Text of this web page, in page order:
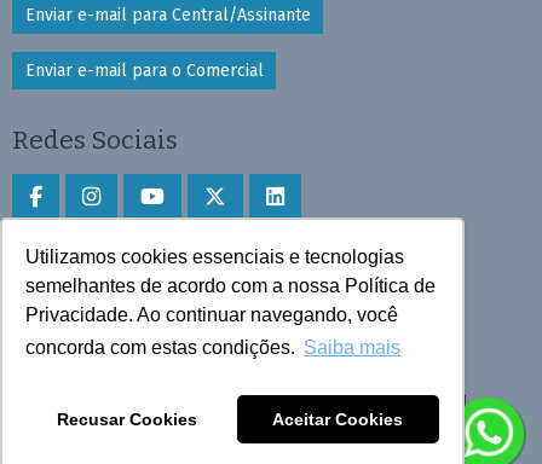
Utilizamos cookies essenciais e tecnologias
semelhantes de acordo com a nossa Política de
Privacidade. Ao continuar navegando, você
concorda com estas condições. Saiba mais
Recusar Cookies Aceitar Cookies
Enviar e-mail para Central/Assinante
Enviar e-mail para o Comercial
Redes Sociais
Faça download do aplicativo
Play Store e App Store
Todos os direitos reservados © 2025 Cruzeiro do Sul